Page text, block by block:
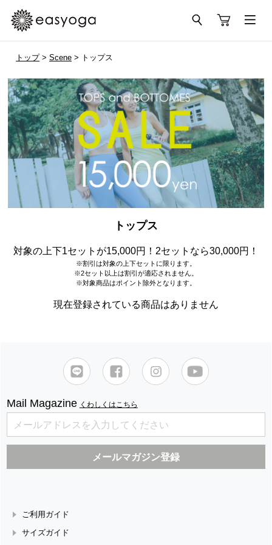
トップ>Scene > トップス
トップス
対象の上下1セットが15,000円！2セットなら30,000円！
※割引は対象の上下セットに限ります。
※2セット以上は割引が適応されません。
※対象商品はポイント除外となります。
現在登録されている商品はありません
Mail Magazine くわしくはこちら
ご利用ガイド
サイズガイド